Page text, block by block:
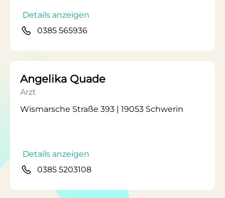
Details anzeigen
0385 565936
Angelika Quade
Arzt
Wismarsche Straße 393 | 19053 Schwerin
Details anzeigen
0385 5203108